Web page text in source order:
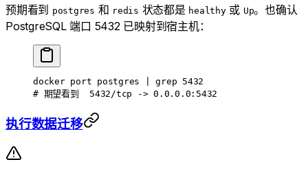
预期看到 postgres 和 redis 状态都是 healthy或 Up。也确认
PostgreSQL 端口 5432 已映射到宿主机：
docker port postgres grep 5432
# 期望看到  5432/tcp -> 0.0.0.0:5432
执行数据迁移